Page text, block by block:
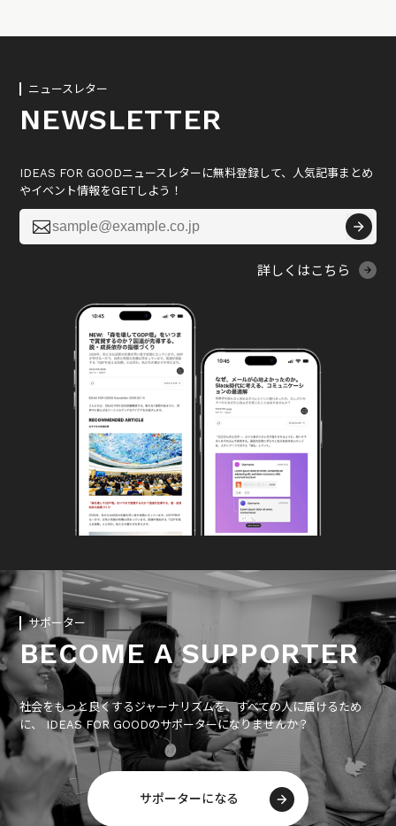
ニュースレター
NEWSLETTER
IDEAS FOR GOODニュースレターに無料登録して、人気記事まとめ
やイベント情報をGETしよう！

詳しくはこちら
サポーター
BECOME A SUPPORTER
社会をもっと良くするジャーナリズムを、すべての人に届けるため
に、 IDEAS FOR GOODのサポーターになりませんか？
サポーターになる